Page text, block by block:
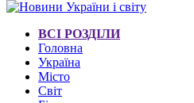
ВСІ РОЗДІЛИ
Головна
Україна
Місто
Світ